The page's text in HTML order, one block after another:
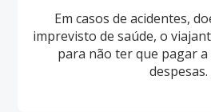
Em casos de acidentes,
imprevisto de saúde, o
para não ter que pagar
despesas.